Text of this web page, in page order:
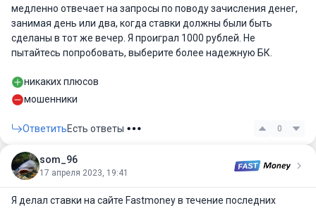
медленно отвечает на запросы по поводу зачисления денег,
занимая день или два, когда ставки должны были быть
сделаны в тот же вечер. Я проиграл 1000 рублей. Не
пытайтесь попробовать, выберите более надежную БК.
никаких плюсов
мошенники
ОтветитьЕсть ответы 0
som_96
17 апреля 2023, 19:41
Я делал ставки на сайте Fastmoney в течение последних